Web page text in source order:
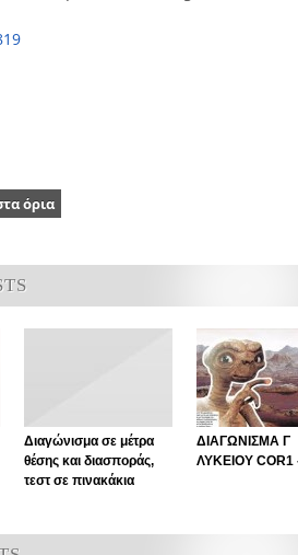
όρια
Διαγώνισμα σε μέτρα
θέσης και διασποράς,
τεστ σε πινακάκια
ΔΙΑΓΩΝΙΣΜΑ Γ
ΛΥΚΕΙΟΥ COR1